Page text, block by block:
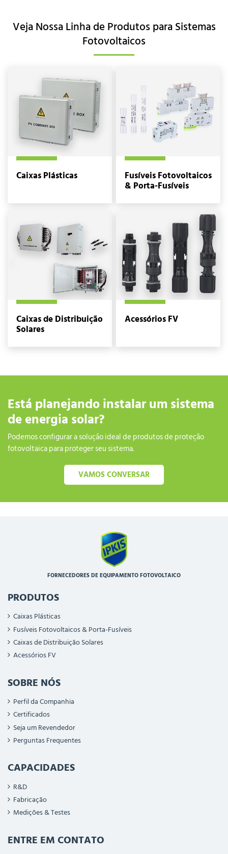
Veja Nossa Linha de Produtos para Sistemas
Fotovoltaicos
Caixas Plásticas Fusíveis Fotovoltaicos
& Porta-Fusíveis
Caixas de Distribuição
Solares
Acessórios FV
Está planejando instalar um sistema
de energia solar?
Podemos configurar a solução ideal de produtos de proteção
fotovoltaica para proteger seu sistema.
VAMOS CONVERSAR
FORNECEDORES DE EQUIPAMENTO FOTOVOLTAICO
PRODUTOS
Caixas Plásticas
Fusíveis Fotovoltaicos & Porta-Fusíveis
Caixas de Distribuição Solares
Acessórios FV
SOBRE NÓS
Perfil da Companhia
Certificados
Seja um Revendedor
Perguntas Frequentes
CAPACIDADES
R&D
Fabricação
Medições & Testes
ENTRE EM CONTATO